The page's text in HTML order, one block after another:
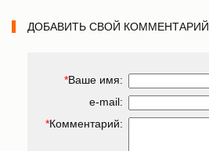
ДОБАВИТЬ СВОЙ КОММЕНТАРИЙ
*Ваше имя:
e-mail:
*Комментарий: